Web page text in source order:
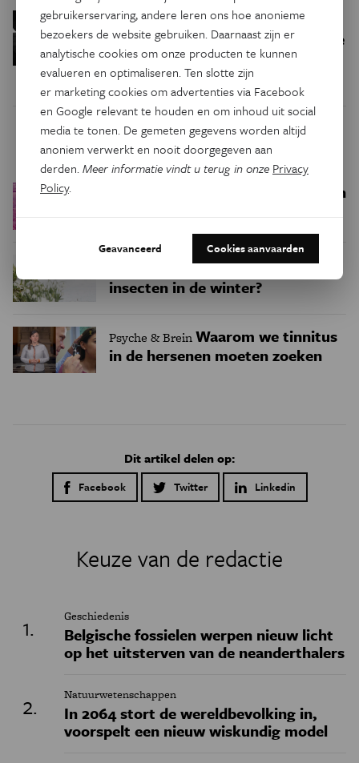
Gezondheid Anabolen in de fitness
verstoren je hormonen en doen je
teelballen krimpen
Trending
Een bakkerij op 400 miljoen
Natuur & MilieuWaar zijn
insecten in de winter?
Psyche & BreinWaarom we tinnitus
in de hersenen moeten zoeken
Dit artikel delen op:
Facebook Twitter Linkedin
Keuze van de redactie
Geschiedenis
Belgische fossielen werpen nieuw licht
op het uitsterven van de neanderthalers
Natuurwetenschappen
In 2064 stort de wereldbevolking in,
voorspelt een nieuw wiskundig model
gebruikerservaring, andere leren ons hoe anonieme
bezoekers de website gebruiken. Daarnaast zijn er
analytische cookies om onze producten te kunnen
evalueren en optimaliseren. Ten slotte zijn
er marketing cookies om advertenties via Facebook
en Google relevant te houden en om inhoud uit social
media te tonen. De gemeten gegevens worden altijd
anoniem verwerkt en nooit doorgegeven aan
derden.Meer informatie vindt u terug in onze Privacy
Policy.
Geavanceerd Cookies aanvaarden